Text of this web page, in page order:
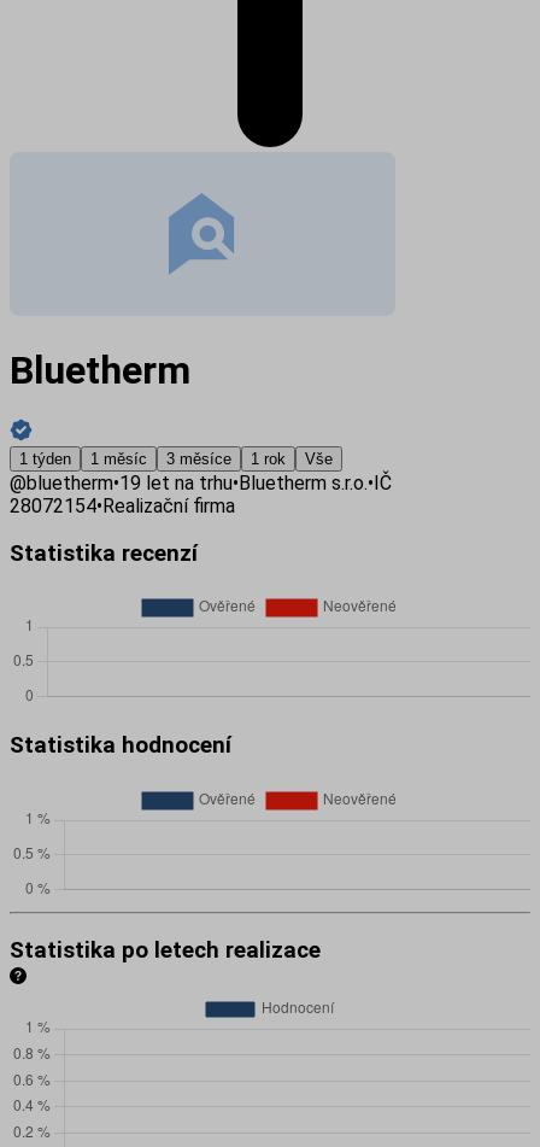
Bluetherm
1 týden 1 měsíc 3 měsíce 1 rok Vše
@bluetherm•19 let na trhu•Bluetherm s.r.o.•IČ
28072154•Realizační firma
Statistika recenzí
Statistika hodnocení
Statistika po letech realizace